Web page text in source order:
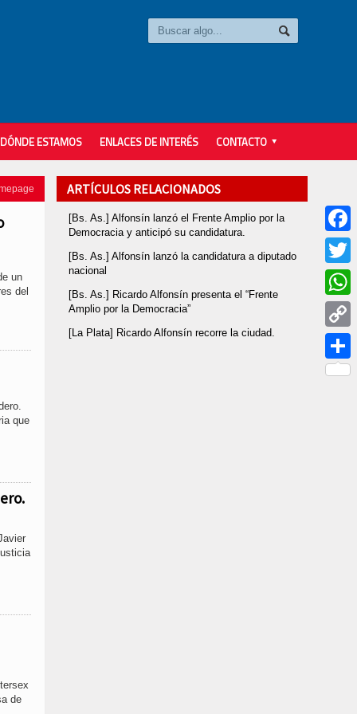
DÓNDE ESTAMOS ENLACES DE INTERÉS CONTACTO
un
del
que
de
ARTÍCULOS RELACIONADOS
[Bs. As.] Alfonsín lanzó el Frente Amplio por la
Democracia y anticipó su candidatura.
[Bs. As.] Alfonsín lanzó la candidatura a diputado
nacional
[Bs. As.] Ricardo Alfonsín presenta el “Frente
Amplio por la Democracia”
[La Plata] Ricardo Alfonsín recorre la ciudad.
Twitter
Copy
Link